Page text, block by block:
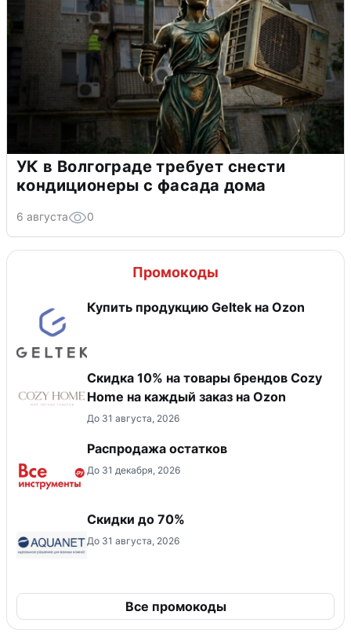
УК в Волгограде требует снести
кондиционеры с фасада дома
6 августа 0
Промокоды
Купить продукцию Geltek на Ozon
Скидка 10% на товары брендов Cozy
Home на каждый заказ на Оzon
До 31 августа, 2026
Распродажа остатков
До 31 декабря, 2026
Скидки до 70%
До 31 августа, 2026
Все промокоды